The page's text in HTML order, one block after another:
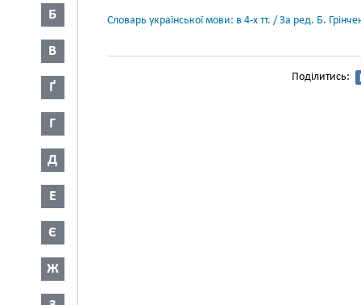
Б
В
Ґ
Г
Д
Е
Є
Ж
Словарь української мови: в 4-х тт. / За ред. Б.
Поділитись: